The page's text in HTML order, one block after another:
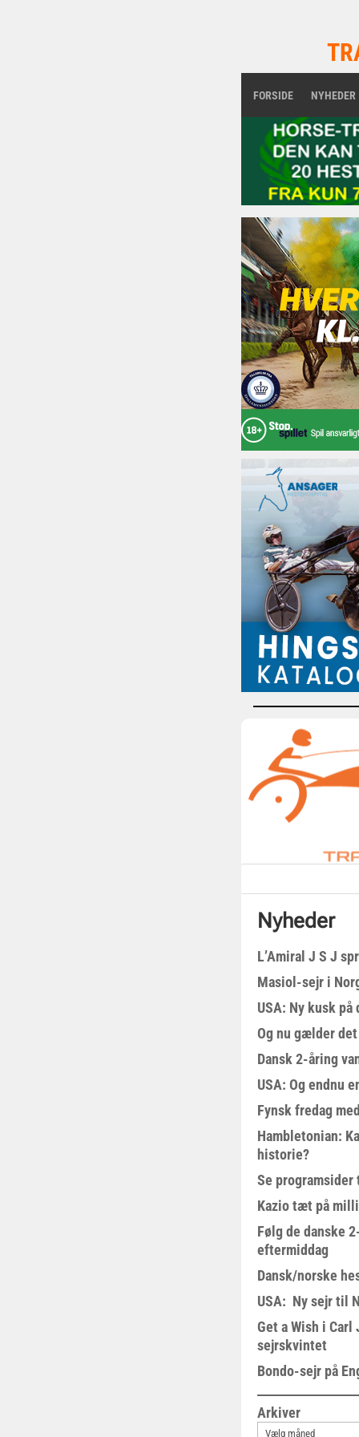
FORSIDE NYHEDER
Nyheder
L’Amiral J S J
Masiol-sejr i
USA: Ny kusk på
Og nu gælder
Dansk 2-åring
USA: Og endnu
Fynsk fredag
Hambletonian:
historie?
Se
Kazio tæt på
Følg de danske
eftermiddag
Dansk/norske
USA: Ny sejr til
Get a Wish i Carl
sejrskvintet
Bondo-sejr på
Arkiver